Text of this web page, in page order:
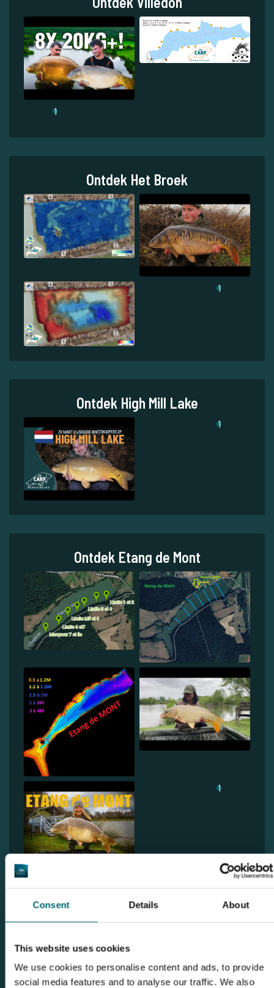
Consent Details About
This website uses cookies
We use cookies to personalise content and ads, to provide
social media features and to analyse our traffic. We also
1
Ontdek Het Broek
1
Ontdek High Mill Lake
1
Ontdek Etang de Mont
1
Ontdek Goncourt Lakes - Le Grand